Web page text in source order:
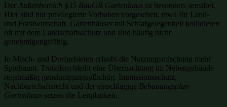
Der Außenbereich §35 BauGB Gartenhaus ist besonders sensibel.
Hier sind nur privilegierte Vorhaben vorgesehen, etwa für Land-
und Forstwirtschaft. Gartenhäuser mit Schlafgelegenheit kollidieren
oft mit dem Landschaftsschutz und sind häufig nicht
genehmigungsfähig.
In Misch- und Dorfgebieten erlaubt die Nutzungsmischung mehr
Spielraum. Trotzdem bleibt eine Übernachtung im Nebengebäude
regelmäßig genehmigungspflichtig. Immissionsschutz,
Nachbarschaftsrecht und der einschlägige Bebauungsplan
Gartenhaus setzen die Leitplanken.